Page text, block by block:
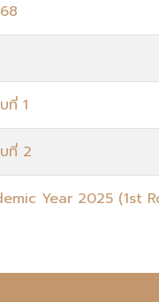
ที่ 1
ที่ 2
Year 2025 (1st